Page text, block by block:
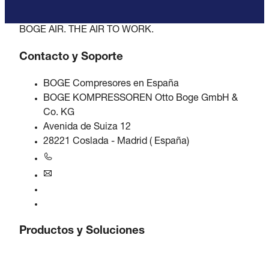
BOGE AIR. THE AIR TO WORK.
Contacto y Soporte
BOGE Compresores en España
BOGE KOMPRESSOREN Otto Boge GmbH &
Co. KG
Avenida de Suiza 12
28221 Coslada - Madrid ( España)
Productos y Soluciones